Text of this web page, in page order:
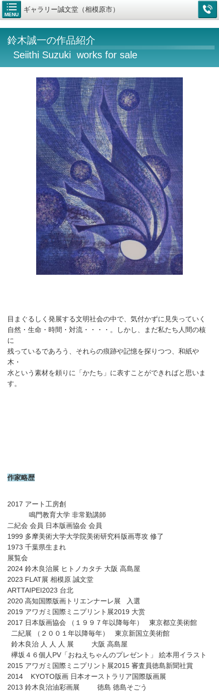
MENU
ギャラリー誠文堂（相模原市）
鈴木誠一の作品紹介
Seiithi Suzuki works for sale
目まぐるしく発展する文明社会の中で、気付かずに見失っていく
自然・生命・時間・対流・・・・。しかし、まだ私たち人間の核
に
残っているであろう、それらの痕跡や記憶を探りつつ、和紙や
木・
水という素材を頼りに「かたち」に表すことができればと 思いま
す。
作家略歴
2017 アート工房創
鳴門教育大学 非常勤講師
二紀会 会員 日本版画協会 会員
1999 多摩美術大学大学院美術研究科版画専攻 修了
1973 千葉県生まれ
展覧会
2024 鈴木良治展 ヒトノカタチ 大阪 高島屋
2023 FLAT展 相模原 誠文堂
ARTTAIPEI2023 台北
2020 高知国際版画トリエンナーレ展 入選
2019 アワガミ国際ミニプリント展2019 大赏
2017 日本版画協会 （１９９７年以降毎年） 東京都立美術館
二紀展 （２００１年以降毎年） 東京新国立美術館
鈴木良治 人 人 人 展 大阪 高島屋
欅坂４６個人PV「おねえちゃんのプレゼント」 絵本用イラスト
2015 アワガミ国際ミニプリント展2015 審査員徳島新聞社賞
2014 KYOTO版画 日本オーストラリア国際版画展
2013 鈴木良治油彩画展 徳島 徳島そごう